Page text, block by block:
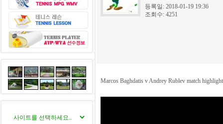
등록일: 2018-01-19 19:36
조회수: 4251
Marcos Baghdatis v Andrey Rublev match